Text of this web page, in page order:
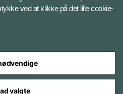
ved at klikke på det lille cookie-
valgte